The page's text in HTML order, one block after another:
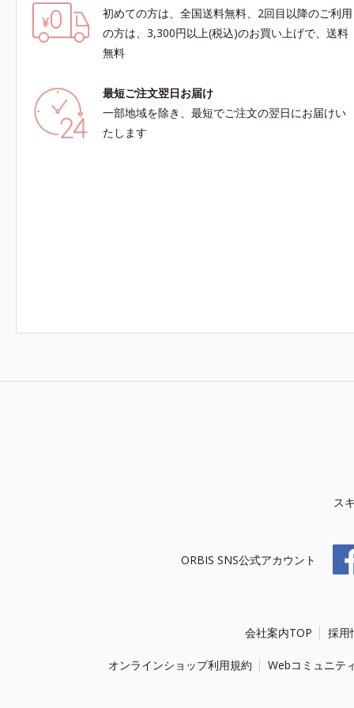
初めての方は、全国送料無料、2回目以降のご利用
の方は、3,300円以上(税込)のお買い上げで、送料
無料
最短ご注文翌日お届け
一部地域を除き、最短でご注文の翌日にお届けい
たします
ス
ORBIS SNS公式アカウント
会社案内TOP 採用
オンラインショップ利用規約 Webコミュニテ